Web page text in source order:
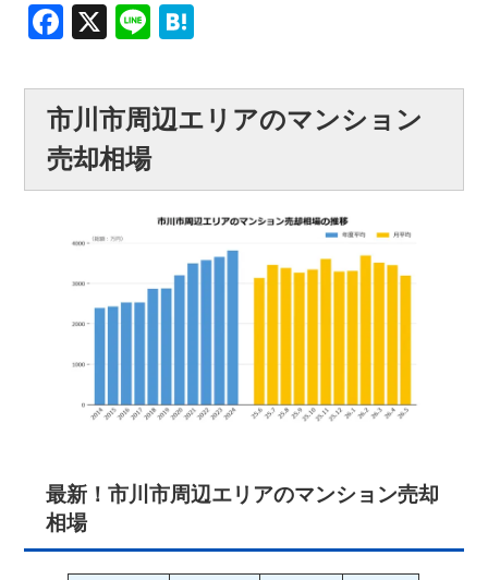
Facebook
X Line
市川市周辺エリアのマンション
売却相場
最新！市川市周辺エリアのマンション売却
相場